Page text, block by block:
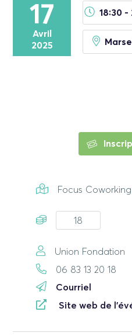
17
Avril
2025
18:30 -
Focus
18
Union Fondation
06 83 13 20 18
Courriel
Site web de